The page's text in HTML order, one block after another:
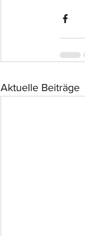
Aktuelle Beiträge